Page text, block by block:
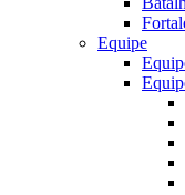
Equipe